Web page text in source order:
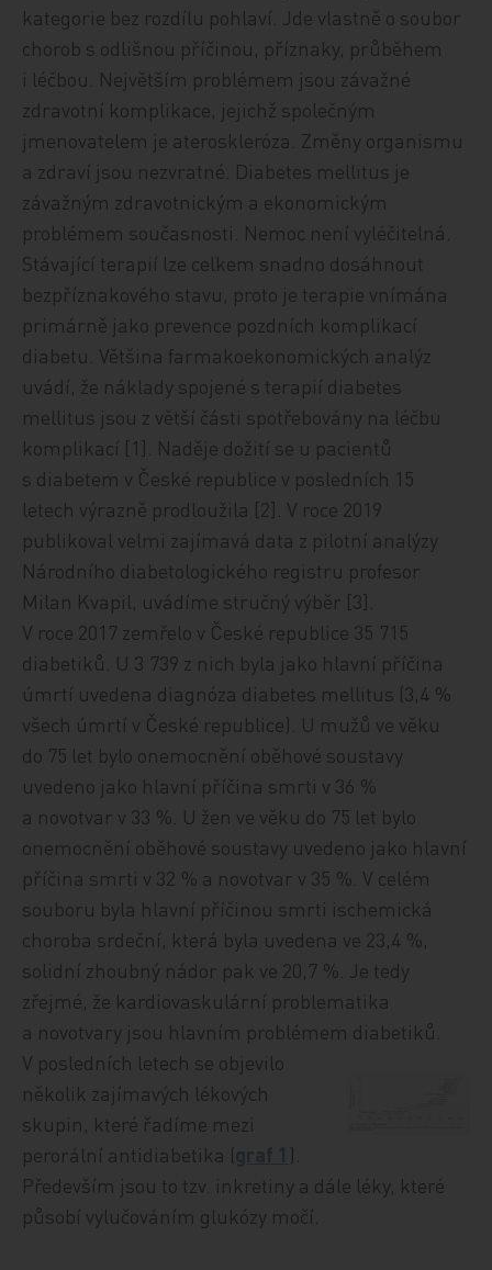
kategorie bez rozdílu pohlaví. Jde vlastně o soubor
chorob s odlišnou příčinou, příznaky, průběhem
i léčbou. Největším problémem jsou závažné
zdravotní komplikace, jejichž společným
jmenovatelem je ateroskleróza. Změny organismu
a zdraví jsou nezvratné. Diabetes mellitus je
závažným zdravotnickým a ekonomickým
problémem současnosti. Nemoc není vyléčitelná.
Stávající terapií lze celkem snadno dosáhnout
bezpříznakového stavu, proto je terapie vnímána
primárně jako prevence pozdních komplikací
diabetu. Většina farmakoekonomických analýz
uvádí, že náklady spojené s terapií diabetes
mellitus jsou z větší části spotřebovány na léčbu
komplikací [1]. Naděje dožití se u pacientů
s diabetem v České republice v posledních 15
letech výrazně prodloužila [2]. V roce 2019
publikoval velmi zajímavá data z pilotní analýzy
Národního diabetologického registru profesor
Milan Kvapil, uvádíme stručný výběr [3].
V roce 2017 zemřelo v České republice 35 715
diabetiků. U 3 739 z nich byla jako hlavní příčina
úmrtí uvedena diagnóza diabetes mellitus (3,4 %
všech úmrtí v České republice). U mužů ve věku
do 75 let bylo onemocnění oběhové soustavy
uvedeno jako hlavní příčina smrti v 36 %
a novotvar v 33 %. U žen ve věku do 75 let bylo
onemocnění oběhové soustavy uvedeno jako hlavní
příčina smrti v 32 % a novotvar v 35 %. V celém
souboru byla hlavní příčinou smrti ischemická
choroba srdeční, která byla uvedena ve 23,4 %,
solidní zhoubný nádor pak ve 20,7 %. Je tedy
zřejmé, že kardiovaskulární problematika
a novotvary jsou hlavním problémem diabetiků.
V posledních letech se objevilo
několik zajímavých lékových
skupin, které řadíme mezi
perorální antidiabetika (
).
Především jsou to tzv. inkretiny a dále léky, které
působí vylučováním glukózy močí.